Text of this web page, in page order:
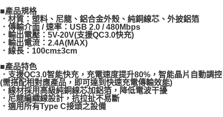
■產品規格
．材質：塑料、尼龍、鋁合金外殼、純銅線芯、外披鋁箔
．傳輸介面 / 速率：USB 2.0 / 480Mbps
．輸出電壓：5V-20V(支援QC3.0快充)
．輸出電流：2.4A(MAX)
．線長：100cm±3cm
■產品特色
．支援QC3.0智能快充，充電速度提升80%，智能晶片自動調控
(需搭配相對應產品，即可達到快速充電傳輸效能)
．線材採用高級純銅線芯加鋁箔，降低電波干擾
．尼龍編織線設計，抗拉扯不易斷
．適用所有Type C接頭之設備